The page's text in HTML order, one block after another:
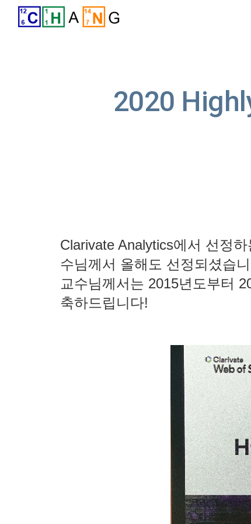
2020
Clarivate Analytics에서 선정
수님께서 올해도 선정되셨습
교수님께서는 2015년도부터
축하드립니다!